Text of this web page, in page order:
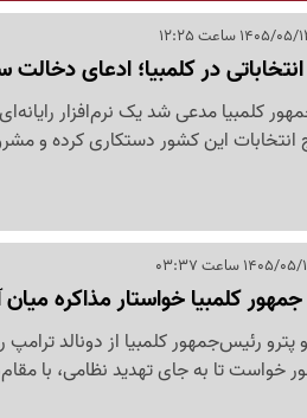
در کلمبیا؛ ادعای دخالت
کلمبیا مدعی شد یک نرم‌افزار
انتخابات این کشور دستکاری کرده و
کلمبیا خواستار مذاکره میان
پترو رئیس‌جمهور کلمبیا از دونالد
خواست تا به جای تهدید نظامی، با